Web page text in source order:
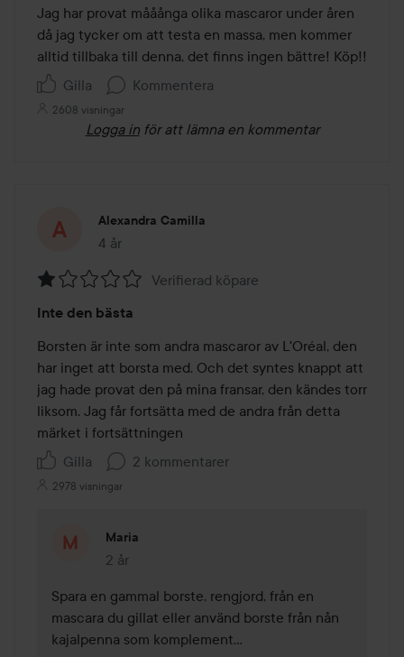
av
5
Jag har provat mååånga olika mascaror under åren
då jag tycker om att testa en massa, men kommer
Gilla
Kommentera
2608 visningar
Logga in för att lämna en kommentar
Alexandra Camilla
4 år
Inlägget skapades 4 år
1
av
5
Verifierad köpare
Inte den bästa
Borsten är inte som andra mascaror av L'Oréal, den
har inget att borsta med. Och det syntes knappt att
jag hade provat den på mina fransar, den kändes torr
liksom. Jag får fortsätta med de andra från detta
märket i fortsättningen
Gilla
2 kommentarer
2978 visningar
Maria
2 år
Kommentaren lades 2 år
Spara en gammal borste, rengjord, från en
mascara du gillat eller använd borste från nån
kajalpenna som komplement...